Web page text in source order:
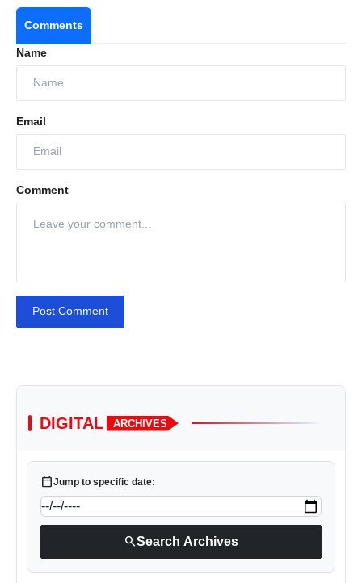
Comments
Name
Email
Comment
Post Comment
DIGITAL ARCHIVES
calendar_todayJump to specific date:
searchSearch Archives